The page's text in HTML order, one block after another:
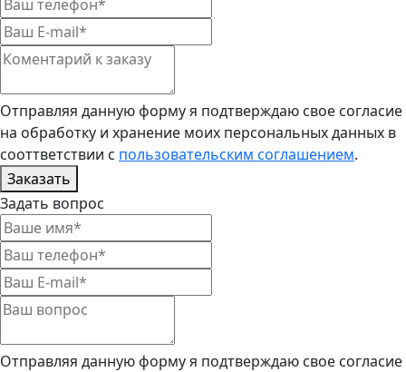
Отправляя данную форму я подтверждаю свое согласие
на обработку и хранение моих персональных данных в
сооттветствии с пользовательским соглашением.
Заказать
Задать вопрос
Отправляя данную форму я подтверждаю свое согласие